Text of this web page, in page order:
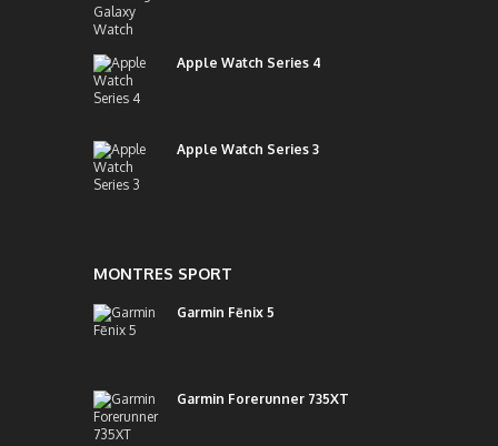
Apple Watch Series 4
Apple Watch Series 3
MONTRES SPORT
Garmin Fēnix 5
Garmin Forerunner 735XT